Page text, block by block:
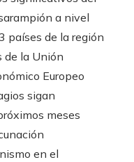
a nivel
países de la región
de la Unión
Europeo
sigan
meses
en el